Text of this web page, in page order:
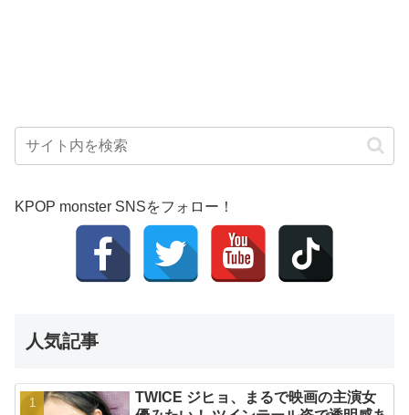
KPOP monster SNSをフォロー！
人気記事
TWICE ジヒョ、まるで映画の主演女